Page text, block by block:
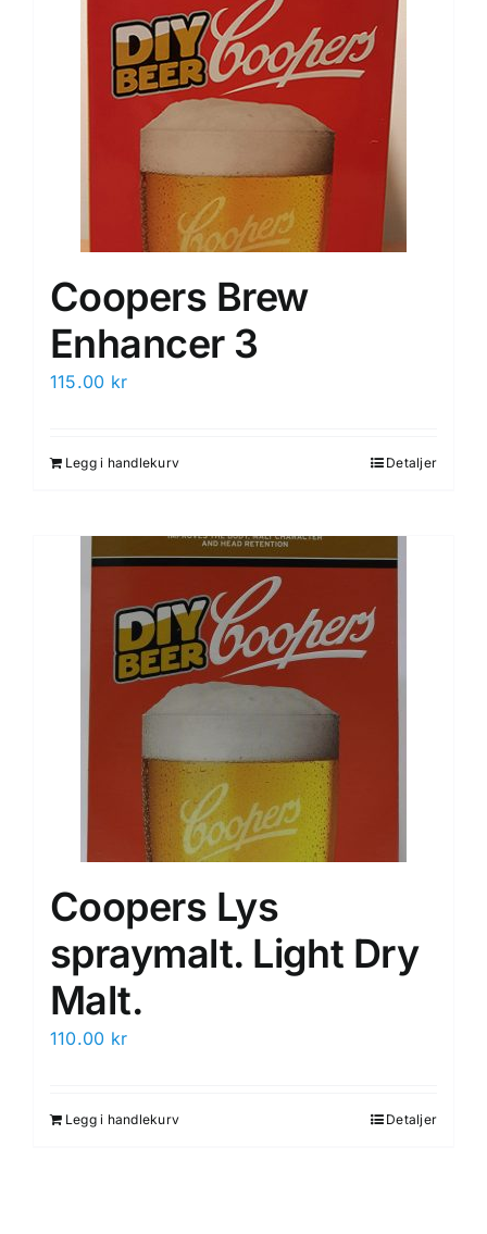
Coopers Brew
Enhancer 3
115.00 kr
Legg i handlekurv Detaljer
Coopers Lys
spraymalt. Light Dry
Malt.
110.00 kr
Legg i handlekurv Detaljer